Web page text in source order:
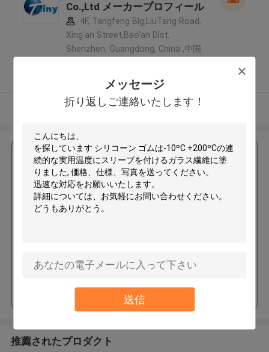
メッセージ
折り返しご連絡いたします！
送信
Co.,Ltd メーカープロフィール
4F, Tangfeng Blg,LiuTang Road,
Xing'an Street,Bao'an Dist,
Shenzhen, Guangdong, China ,中国
多くを見て下さい
最高の価格で
シリコーン ゴムは-10ºC +200ºC
の連続的な実用温度にスリーブ
推薦されたプロダクト